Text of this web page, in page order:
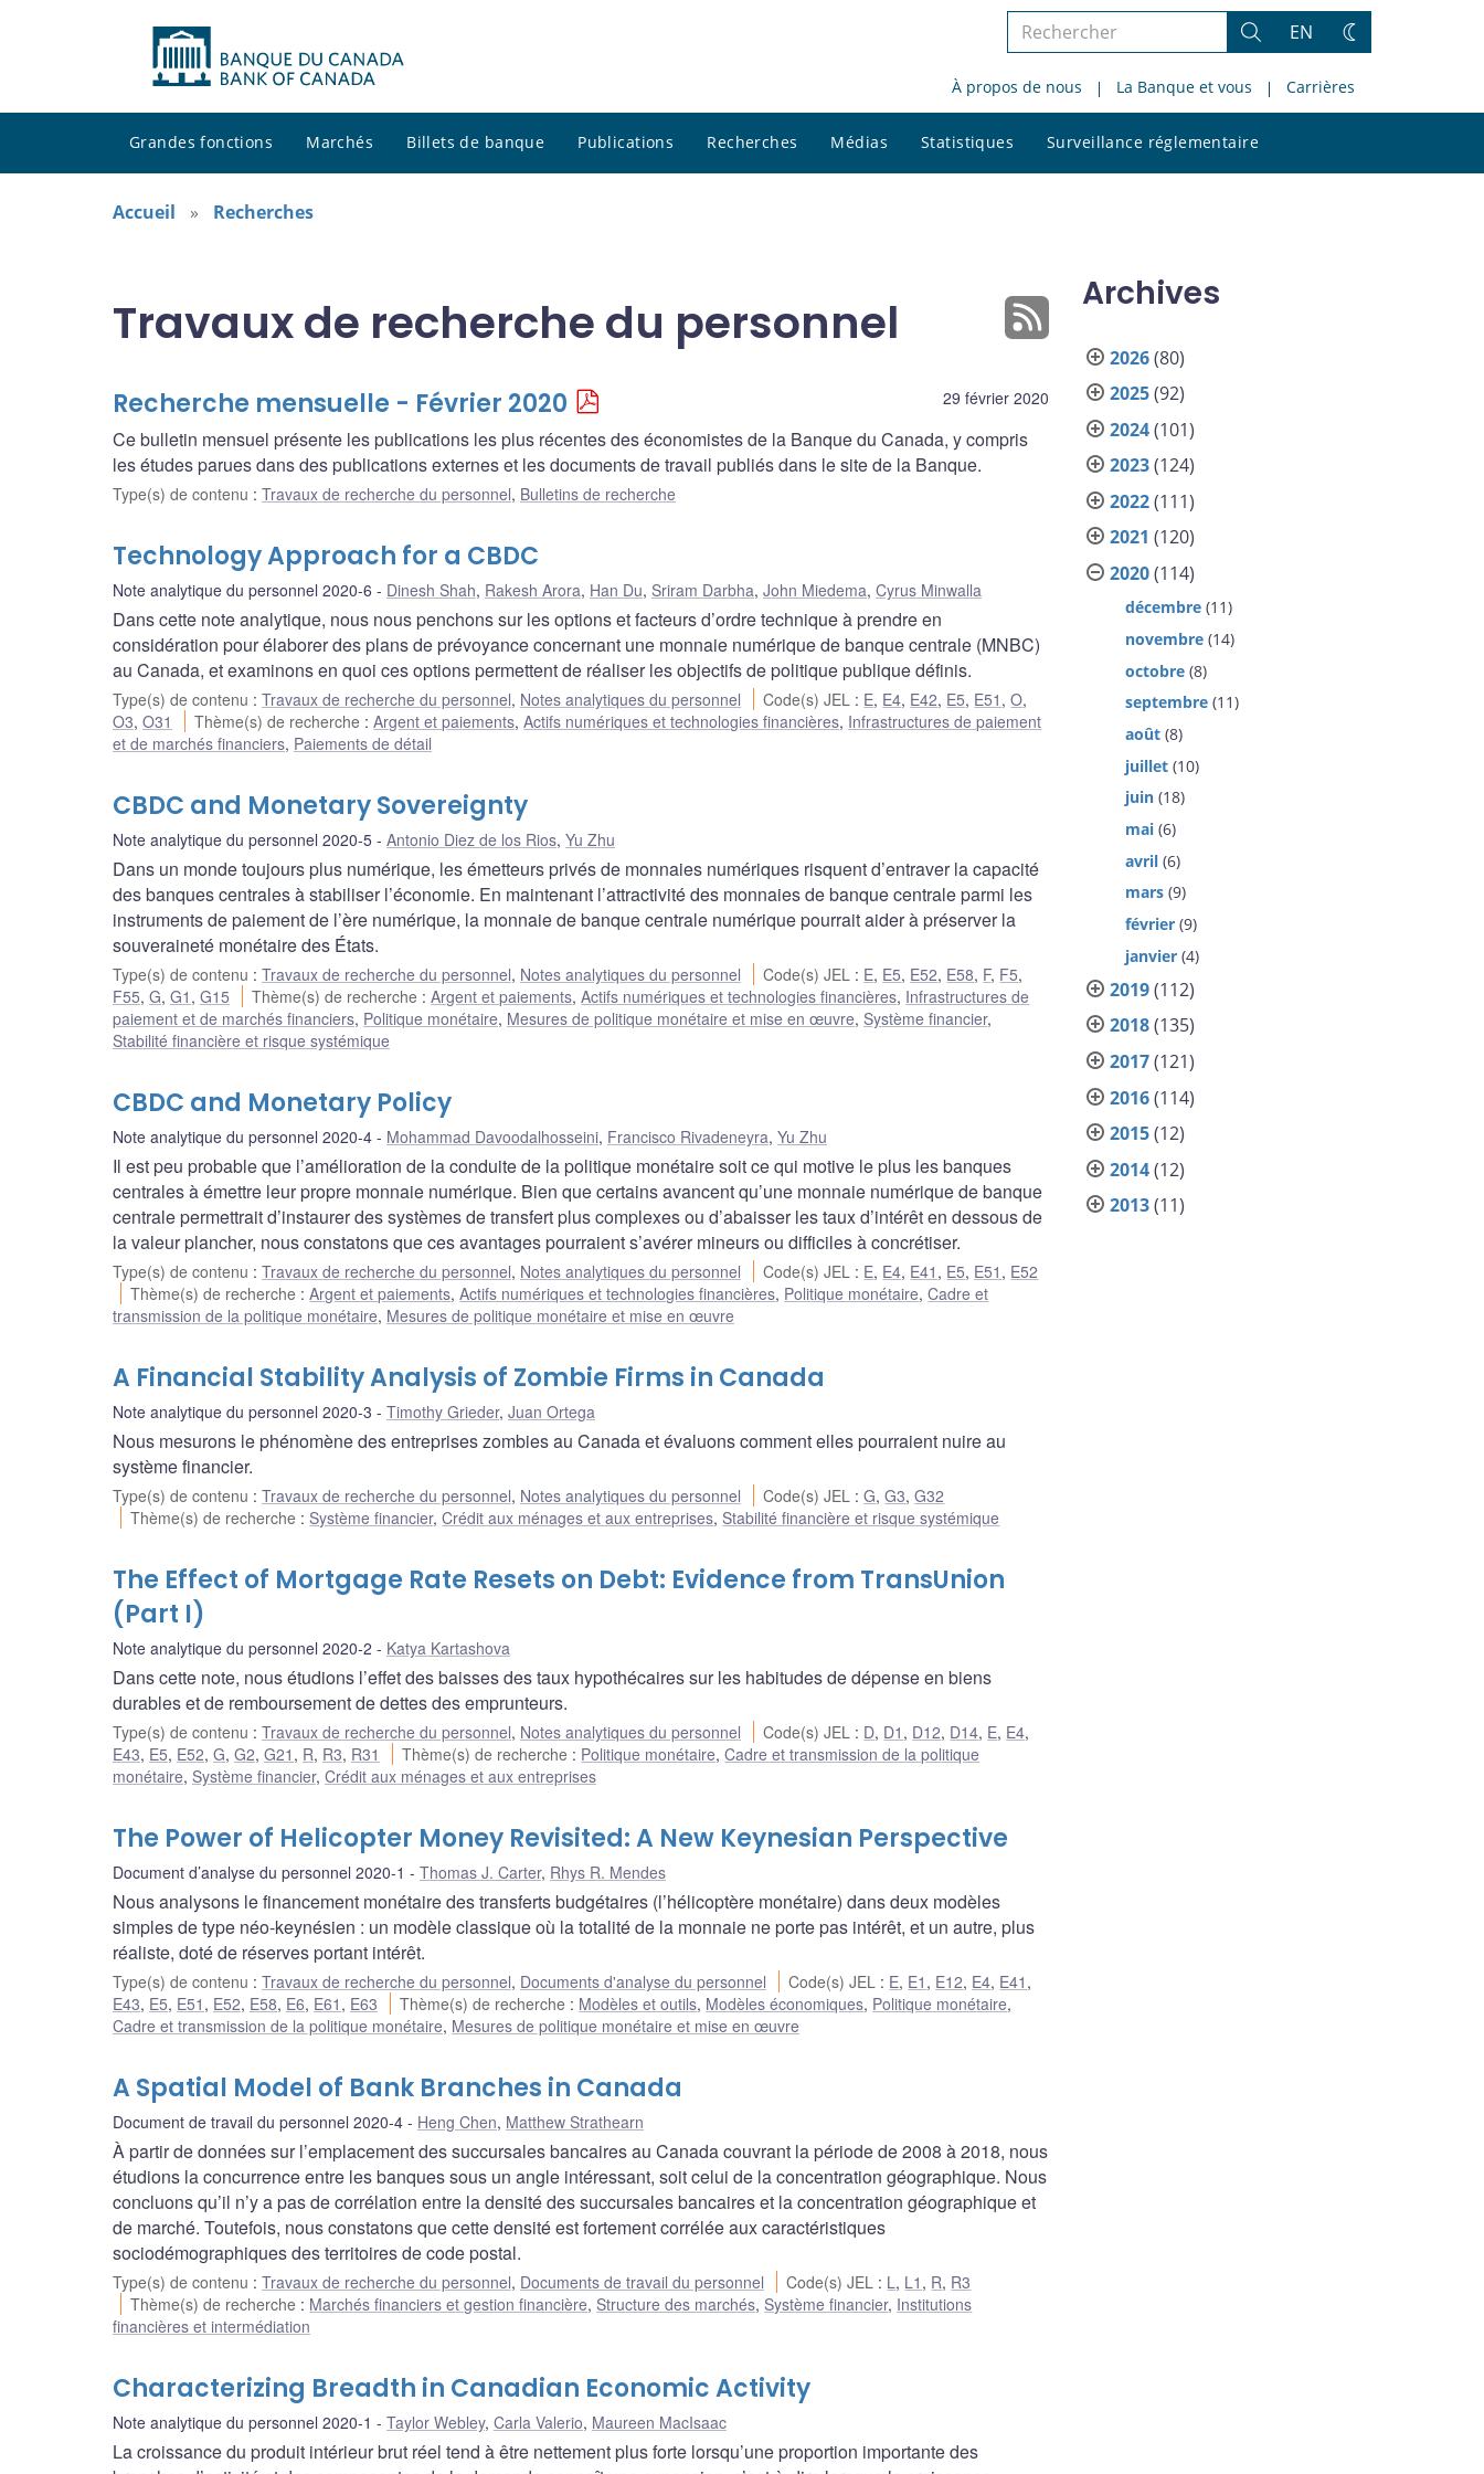
Rechercher
le
site
Rechercher
EN
Changez
thème
À propos de nous La Banque et vous Carrières
Grandes fonctions Marchés Billets de banque Publications Recherches Médias Statistiques Surveillance réglementaire
le
Accueil Recherches
Travaux de recherche du personnel
29 février 2020
Recherche mensuelle - Février 2020
Ce bulletin mensuel présente les publications les plus récentes des économistes de la Banque du Canada, y compris
les études parues dans des publications externes et les documents de travail publiés dans le site de la Banque.
Type(s) de contenu : Travaux de recherche du personnel, Bulletins de recherche
Technology Approach for a CBDC
Note analytique du personnel 2020-6 Dinesh Shah, Rakesh Arora, Han Du, Sriram Darbha, John Miedema, Cyrus Minwalla
Dans cette note analytique, nous nous penchons sur les options et facteurs d’ordre technique à prendre en
considération pour élaborer des plans de prévoyance concernant une monnaie numérique de banque centrale (MNBC)
au Canada, et examinons en quoi ces options permettent de réaliser les objectifs de politique publique définis.
Type(s) de contenu : Travaux de recherche du personnel, Notes analytiques du personnel Code(s) JEL : E, E4, E42, E5, E51 ,O,
O3, O31 Thème(s) de recherche :Argent et paiements,Actifs numériques et technologies financières, Infrastructures de paiement
et de marchés financiers, Paiements de détail
CBDC and Monetary Sovereignty
Note analytique du personnel 2020-5 Antonio Diez de los Rios, Yu Zhu
Dans un monde toujours plus numérique, les émetteurs privés de monnaies numériques risquent d’entraver la capacité
des banques centrales à stabiliser l’économie. En maintenant l’attractivité des monnaies de banque centrale parmi les
instruments de paiement de l’ère numérique, la monnaie de banque centrale numérique pourrait aider à préserver la
souveraineté monétaire des États.
Type(s) de contenu : Travaux de recherche du personnel, Notes analytiques du personnel Code(s) JEL : E, E5, E52, E58, F, F5,
F55, G, G1 , G15 Thème(s) de recherche :Argent et paiements,Actifs numériques et technologies financières, Infrastructures de
paiement et de marchés financiers, Politique monétaire, Mesures de politique monétaire et mise en œuvre, Système financier,
Stabilité financière et risque systémique
CBDC and Monetary Policy
Note analytique du personnel 2020-4 Mohammad Davoodalhosseini, Francisco Rivadeneyra, Yu Zhu
Il est peu probable que l’amélioration de la conduite de la politique monétaire soit ce qui motive le plus les banques
centrales à émettre leur propre monnaie numérique. Bien que certains avancent qu’une monnaie numérique de banque
centrale permettrait d’instaurer des systèmes de transfert plus complexes ou d’abaisser les taux d’intérêt en dessous de
la valeur plancher, nous constatons que ces avantages pourraient s’avérer mineurs ou difficiles à concrétiser.
Type(s) de contenu : Travaux de recherche du personnel, Notes analytiques du personnel Code(s) JEL : E, E4, E41 , E5, E51 , E52
Thème(s) de recherche :Argent et paiements,Actifs numériques et technologies financières, Politique monétaire,Cadre et
transmission de la politique monétaire, Mesures de politique monétaire et mise en œuvre
A Financial Stability Analysis of Zombie Firms in Canada
Note analytique du personnel 2020-3 Timothy Grieder, Juan Ortega
Nous mesurons le phénomène des entreprises zombies au Canada et évaluons comment elles pourraient nuire au
système financier.
Type(s) de contenu : Travaux de recherche du personnel, Notes analytiques du personnel Code(s) JEL :G,G3,G32
Thème(s) de recherche : Système financier,Crédit aux ménages et aux entreprises, Stabilité financière et risque systémique
The Effect of Mortgage Rate Resets on Debt: Evidence from TransUnion
(Part I)
Note analytique du personnel 2020-2 Katya Kartashova
Dans cette note, nous étudions l’effet des baisses des taux hypothécaires sur les habitudes de dépense en biens
durables et de remboursement de dettes des emprunteurs.
Type(s) de contenu : Travaux de recherche du personnel, Notes analytiques du personnel Code(s) JEL : D, D1 , D12, D14, E, E4,
E43, E5, E52, G, G2, G21 , R, R3, R31 Thème(s) de recherche : Politique monétaire,Cadre et transmission de la politique
monétaire, Système financier, Crédit aux ménages et aux entreprises
The Power of Helicopter Money Revisited: A New Keynesian Perspective
Document d’analyse du personnel 2020-1 Thomas J. Carter, Rhys R. Mendes
Nous analysons le financement monétaire des transferts budgétaires (l’hélicoptère monétaire) dans deux modèles
simples de type néo-keynésien : un modèle classique où la totalité de la monnaie ne porte pas intérêt, et un autre, plus
réaliste, doté de réserves portant intérêt.
Type(s) de contenu : Travaux de recherche du personnel, Documents d'analyse du personnel Code(s) JEL : E, E1 , E12, E4, E41 ,
E43, E5, E51 , E52, E58, E6, E61 , E63 Thème(s) de recherche : Modèles et outils, Modèles économiques, Politique monétaire,
Cadre et transmission de la politique monétaire, Mesures de politique monétaire et mise en œuvre
A Spatial Model of Bank Branches in Canada
Document de travail du personnel 2020-4 Heng Chen, Matthew Strathearn
À partir de données sur l’emplacement des succursales bancaires au Canada couvrant la période de 2008 à 2018, nous
étudions la concurrence entre les banques sous un angle intéressant, soit celui de la concentration géographique. Nous
concluons qu’il n’y a pas de corrélation entre la densité des succursales bancaires et la concentration géographique et
de marché. Toutefois, nous constatons que cette densité est fortement corrélée aux caractéristiques
sociodémographiques des territoires de code postal.
Type(s) de contenu : Travaux de recherche du personnel, Documents de travail du personnel Code(s) JEL : L, L1 , R, R3
Thème(s) de recherche : Marchés financiers et gestion financière, Structure des marchés, Système financier, Institutions
financières et intermédiation
Characterizing Breadth in Canadian Economic Activity
Note analytique du personnel 2020-1 Taylor Webley, Carla Valerio, Maureen MacIsaac
La croissance du produit intérieur brut réel tend à être nettement plus forte lorsqu’une proportion importante des
Archives
2026(80)
2025(92)
2024(101)
2023(124)
2022(111)
2021 (120)
2020(114)
décembre (11)
novembre (14)
octobre (8)
septembre (11)
août (8)
juillet (10)
juin (18)
mai (6)
avril (6)
mars (9)
février (9)
janvier (4)
2019(112)
2018(135)
2017(121)
2016(114)
2015(12)
2014(12)
2013(11)